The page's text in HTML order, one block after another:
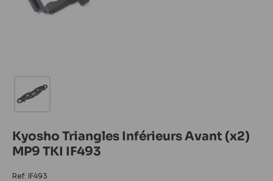
Kyosho Triangles Inférieurs Avant (x2)
MP9 TKI IF493
Ref: IF493